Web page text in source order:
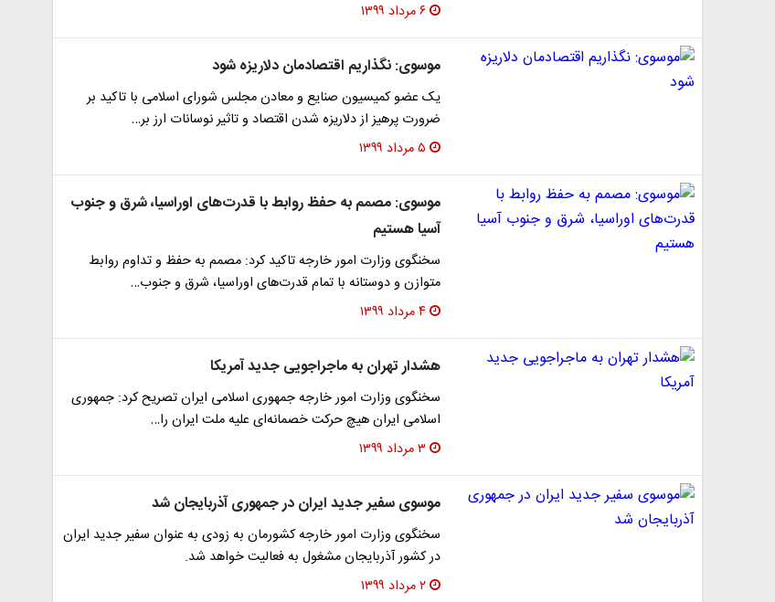
۶ مرداد ۱۳۹۹
موسوی: نگذاریم اقتصادمان دلاریزه شود
یک عضو کمیسیون صنایع و معادن مجلس شورای اسلامی با تاکید بر
ضرورت پرهیز از دلاریزه شدن اقتصاد و تاثیر نوسانات ارز بر…
۵ مرداد ۱۳۹۹
موسوی: مصمم به حفظ روابط با قدرت‌های اوراسیا، شرق و جنوب
آسیا هستیم
سخنگوی وزارت امور خارجه تاکید کرد: مصمم به حفظ و تداوم روابط
متوازن و دوستانه با تمام قدرت‌های اوراسیا، شرق و جنوب…
۴ مرداد ۱۳۹۹
هشدار تهران به ماجراجویی جدید آمریکا
سخنگوی وزارت امور خارجه جمهوری اسلامی ایران تصریح کرد: جمهوری
اسلامی ایران هیچ حرکت خصمانه‌ای علیه ملت ایران را…
۳ مرداد ۱۳۹۹
موسوی سفیر جدید ایران در جمهوری آذربایجان شد
سخنگوی وزارت امور خارجه کشورمان به زودی به عنوان سفیر جدید ایران
در کشور آذربایجان مشغول به فعالیت خواهد شد.
۲ مرداد ۱۳۹۹